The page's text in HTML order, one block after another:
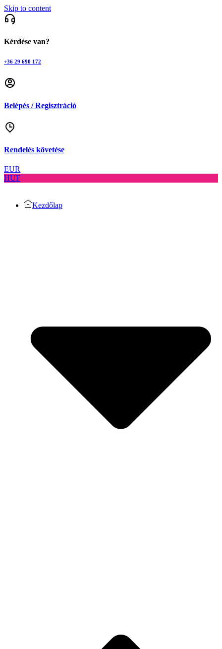
Skip to content
Kérdése van?
+36 29 690 172
Belépés / Regisztráció
Rendelés követése
EUR
HUF
Kezdőlap